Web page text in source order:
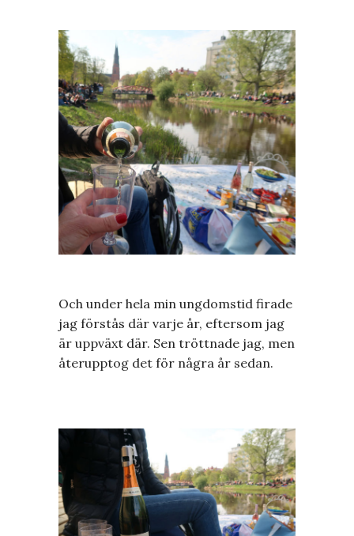
Och under hela min ungdomstid firade
jag förstås där varje år, eftersom jag
är uppväxt där. Sen tröttnade jag, men
återupptog det för några år sedan.